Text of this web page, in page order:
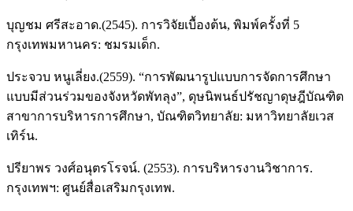
บุญชม ศรีสะอาด.(2545). การวิจัยเบื้องต้น, พิมพ์ครั้งที่ 5
กรุงเทพมหานคร: ชมรมเด็ก.
ประจวบ หนูเลี่ยง.(2559). “การพัฒนารูปแบบการจัดการศึกษา
แบบมีส่วนร่วมของจังหวัดพัทลุง”, ดุษนิพนธ์ปรัชญาดุษฎีบัณฑิต
สาขาการบริหารการศึกษา, บัณฑิตวิทยาลัย: มหาวิทยาลัยเวส
เทิร์น.
ปรียาพร วงศ์อนุตรโรจน์. (2553). การบริหารงานวิชาการ.
กรุงเทพฯ: ศูนย์สื่อเสริมกรุงเทพ.